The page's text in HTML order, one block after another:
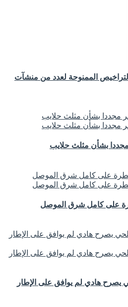
الممنوحة لعدد من منشآت
بشأن مثلث حلايب
على كامل شرق الموصل
يصرح هادي لم يوافق على الإطار